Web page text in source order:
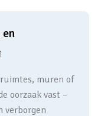
muren of
oorzaak vast –
verborgen